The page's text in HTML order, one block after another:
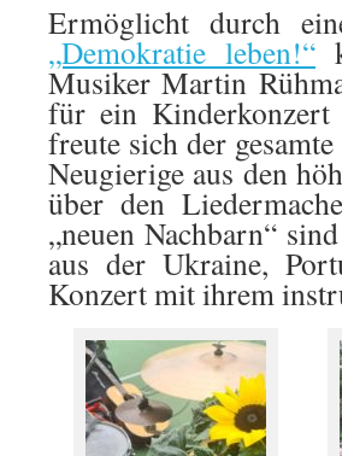
Ermöglicht durch
„Demokratie leben!“
Musiker Martin
für ein Kinderkonzert
freute sich der
Neugierige aus den
über den
„neuen Nachbarn“
aus der Ukraine,
Konzert mit ihrem